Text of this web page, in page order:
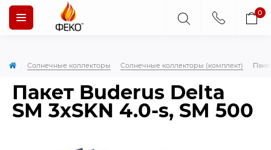
0
Солнечные коллекторы Солнечные коллекторы (комплект)
Пакет Buderus Delta
SM 3хSKN 4.0-s, SM 500